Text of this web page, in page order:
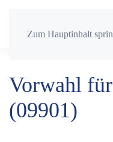
Zum Hauptinhalt
Vorwahl
(09901)